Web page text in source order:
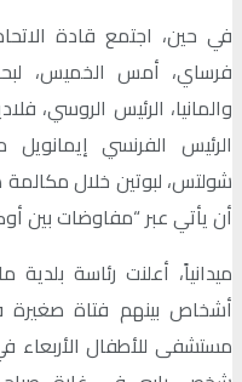
في حين، اجتمع قادة
فرساي، أمس الخميس،
والمانيا، الرئيس الروسي،
الرئيس الفرنسي
شولتس، لبوتين خلال مكالمة
أن يأتي عبر “مفاوضات بين
ميدانياً، أعلنت رئاسة
أشخاص بينهم فتاة
مستشفى للأطفال